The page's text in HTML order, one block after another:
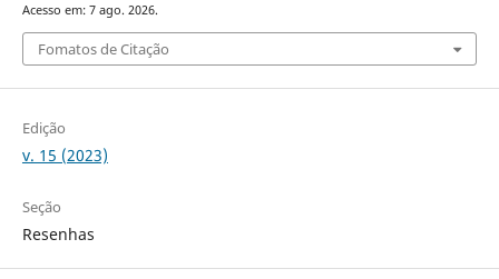
Acesso em: 7 ago. 2026.
Fomatos de Citação
Edição
v. 15 (2023)
Seção
Resenhas